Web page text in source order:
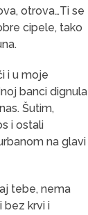
otrova…Ti se
cipele, tako
i u moje
banci dignula
Šutim,
i ostali
na glavi
tebe, nema
bez krvi i